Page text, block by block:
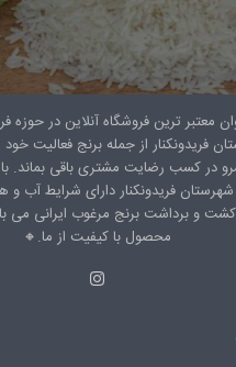
معتبر ترین فروشگاه آنلاین در
فریدونکنار از جمله برنج فعالیت خود
در کسب رضایت مشتری باقی بماند. با
شهرستان فریدونکنار دارای شرایط آب
و برداشت برنج مرغوب ایرانی می
محصول با کیفیت از ما.🔸️